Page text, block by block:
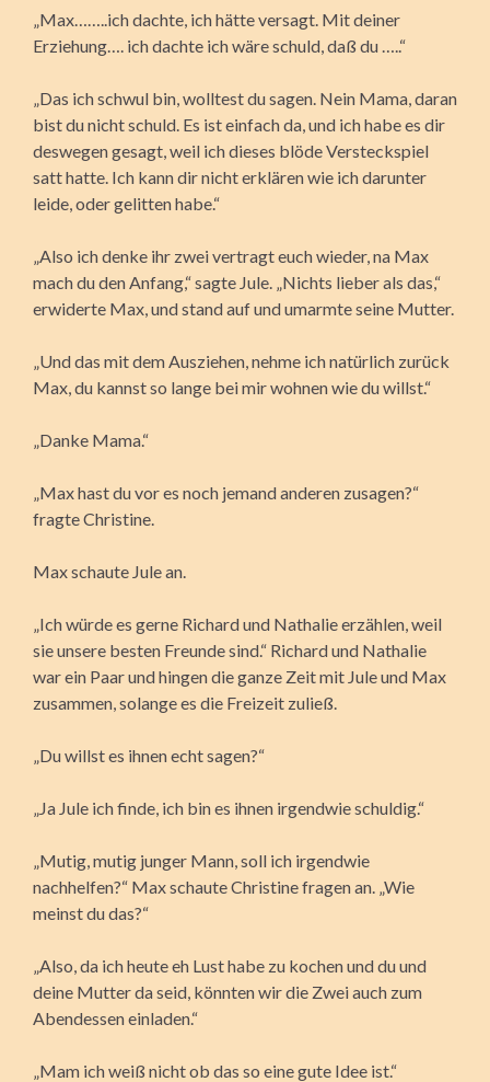
„Max……..ich dachte, ich hätte versagt. Mit deiner
Erziehung…. ich dachte ich wäre schuld, daß du …..“
„Das ich schwul bin, wolltest du sagen. Nein Mama, daran
bist du nicht schuld. Es ist einfach da, und ich habe es dir
deswegen gesagt, weil ich dieses blöde Versteckspiel
satt hatte. Ich kann dir nicht erklären wie ich darunter
leide, oder gelitten habe.“
„Also ich denke ihr zwei vertragt euch wieder, na Max
mach du den Anfang,“ sagte Jule. „Nichts lieber als das,“
erwiderte Max, und stand auf und umarmte seine Mutter.
„Und das mit dem Ausziehen, nehme ich natürlich zurück
Max, du kannst so lange bei mir wohnen wie du willst.“
„Danke Mama.“
„Max hast du vor es noch jemand anderen zusagen?“
fragte Christine.
Max schaute Jule an.
„Ich würde es gerne Richard und Nathalie erzählen, weil
sie unsere besten Freunde sind.“ Richard und Nathalie
war ein Paar und hingen die ganze Zeit mit Jule und Max
zusammen, solange es die Freizeit zuließ.
„Du willst es ihnen echt sagen?“
„Ja Jule ich finde, ich bin es ihnen irgendwie schuldig.“
„Mutig, mutig junger Mann, soll ich irgendwie
nachhelfen?“ Max schaute Christine fragen an. „Wie
meinst du das?“
„Also, da ich heute eh Lust habe zu kochen und du und
deine Mutter da seid, könnten wir die Zwei auch zum
Abendessen einladen.“
„Mam ich weiß nicht ob das so eine gute Idee ist.“